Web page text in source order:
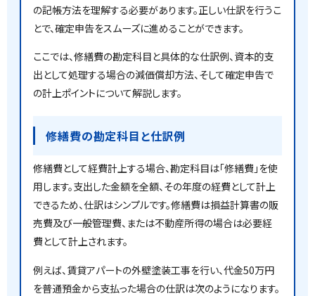
の記帳方法を理解する必要があります。正しい仕訳を行うこ
とで、確定申告をスムーズに進めることができます。
ここでは、修繕費の勘定科目と具体的な仕訳例、資本的支
出として処理する場合の減価償却方法、そして確定申告で
の計上ポイントについて解説します。
修繕費の勘定科目と仕訳例
修繕費として経費計上する場合、勘定科目は「修繕費」を使
用します。支出した金額を全額、その年度の経費として計上
できるため、仕訳はシンプルです。修繕費は損益計算書の販
売費及び一般管理費、または不動産所得の場合は必要経
費として計上されます。
例えば、賃貸アパートの外壁塗装工事を行い、代金50万円
を普通預金から支払った場合の仕訳は次のようになります。